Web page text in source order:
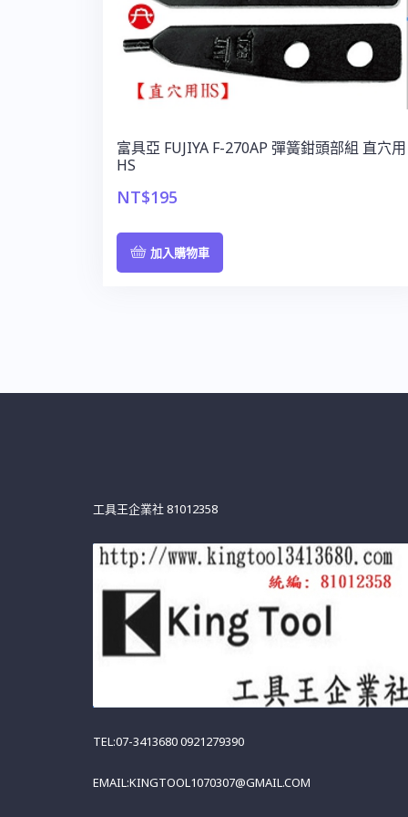
富具亞 FUJIYA F-270AP 彈簧鉗頭部組 直穴用
HS
NT$195
加入購物車
工具王企業社 81012358
TEL:07-3413680 0921279390
EMAIL:KINGTOOL1070307@GMAIL.COM